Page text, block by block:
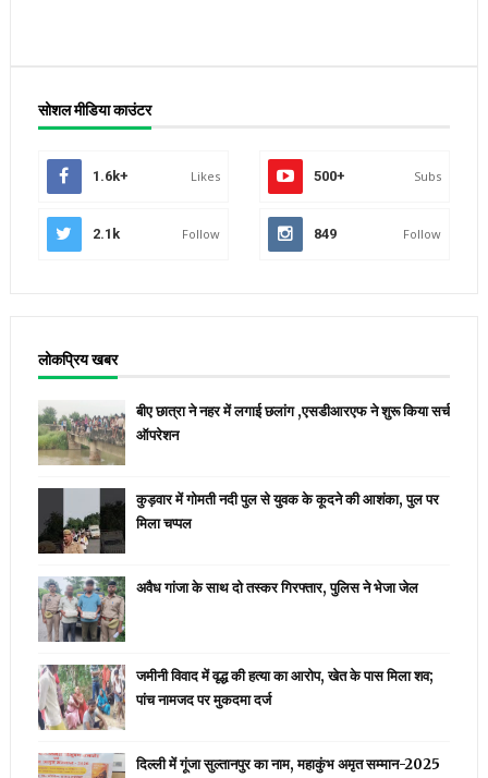
सोशल मीडिया काउंटर
1.6k+ Likes 500+ Subs
2.1k Follow 849 Follow
लोकप्रिय खबर
बीए छात्रा ने नहर में लगाई छलांग ,एसडीआरएफ ने शुरू किया सर्च
ऑपरेशन
कुड़वार में गोमती नदी पुल से युवक के कूदने की आशंका, पुल पर
मिला चप्पल
अवैध गांजा के साथ दो तस्कर गिरफ्तार, पुलिस ने भेजा जेल
जमीनी विवाद में वृद्ध की हत्या का आरोप, खेत के पास मिला शव;
पांच नामजद पर मुकदमा दर्ज
दिल्ली में गूंजा सुल्तानपुर का नाम, महाकुंभ अमृत सम्मान-2025